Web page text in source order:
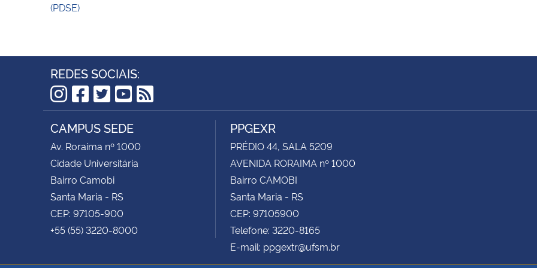
(PDSE)
REDES SOCIAIS:
Instagram
Facebook
Twitter
YouTube
RSS
CAMPUS SEDE
Av. Roraima nº 1000
Cidade Universitária
Bairro Camobi
Santa Maria - RS
CEP: 97105-900
+55 (55) 3220-8000
PPGEXR
PRÉDIO 44, SALA 5209
AVENIDA RORAIMA nº 1000
Bairro CAMOBI
Santa Maria - RS
CEP: 97105900
Telefone: 3220-8165
E-mail: ppgextr@ufsm.br